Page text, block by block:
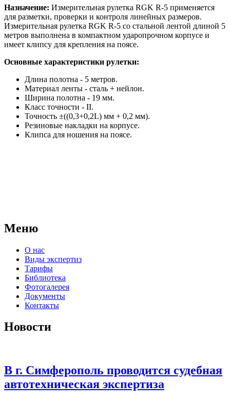
Назначение: Измерительная рулетка RGK R-5 применяется
для разметки, проверки и контроля линейных размеров.
Измерительная рулетка RGK R-5 со стальной лентой длиной 5
метров выполнена в компактном ударопрочном корпусе и
имеет клипсу для крепления на поясе.
Основные характеристики рулетки:
Длина полотна - 5 метров.
Материал ленты - сталь + нейлон.
Ширина полотна - 19 мм.
Класс точности - II.
Точность ±((0,3+0,2L) мм + 0,2 мм).
Резиновые накладки на корпусе.
Клипса для ношения на поясе.
Меню
О нас
Виды экспертиз
Тарифы
Библиотека
Фотогалерея
Документы
Контакты
Новости
В г. Симферополь проводится судебная
автотехническая экспертиза